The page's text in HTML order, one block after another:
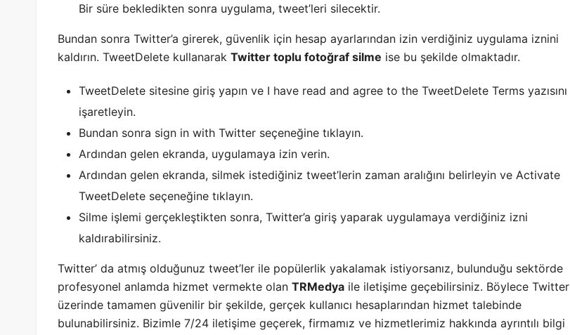
Bir süre bekledikten sonra uygulama, tweet’leri silecektir.
Bundan sonra Twitter’a girerek, güvenlik için hesap ayarlarından izin verdiğiniz uygulama iznini
kaldırın. TweetDelete kullanarak Twitter toplu fotoğraf silme ise bu şekilde olmaktadır.
TweetDelete sitesine giriş yapın ve I have read and agree to the TweetDelete Terms yazısını
işaretleyin.
Bundan sonra sign in with Twitter seçeneğine tıklayın.
Ardından gelen ekranda, uygulamaya izin verin.
Ardından gelen ekranda, silmek istediğiniz tweet’lerin zaman aralığını belirleyin ve Activate
TweetDelete seçeneğine tıklayın.
Silme işlemi gerçekleştikten sonra, Twitter’a giriş yaparak uygulamaya verdiğiniz izni
kaldırabilirsiniz.
Twitter’ da atmış olduğunuz tweet’ler ile popülerlik yakalamak istiyorsanız, bulunduğu sektörde
profesyonel anlamda hizmet vermekte olan TRMedya ile iletişime geçebilirsiniz. Böylece Twitter
üzerinde tamamen güvenilir bir şekilde, gerçek kullanıcı hesaplarından hizmet talebinde
bulunabilirsiniz. Bizimle 7/24 iletişime geçerek, firmamız ve hizmetlerimiz hakkında ayrıntılı bilgi